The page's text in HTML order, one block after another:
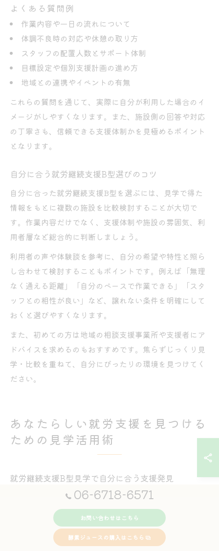
よくある質問例
作業内容や一日の流れについて
体調不良時の対応や休憩の取り方
スタッフの配置人数とサポート体制
目標設定や個別支援計画の進め方
地域との連携やイベントの有無
これらの質問を通じて、実際に自分が利用した場合のイ
メージがしやすくなります。また、施設側の回答や対応
の丁寧さも、信頼できる支援体制かを見極めるポイント
となります。
自分に合う就労継続支援B型選びのコツ
自分に合った就労継続支援B型を選ぶには、見学で得た
情報をもとに複数の施設を比較検討することが大切で
す。作業内容だけでなく、支援体制や施設の雰囲気、利
用者層など総合的に判断しましょう。
利用者の声や体験談を参考に、自分の希望や特性と照ら
し合わせて検討することもポイントです。例えば「無理
なく通える距離」「自分のペースで作業できる」「スタ
ッフとの相性が良い」など、譲れない条件を明確にして
おくと選びやすくなります。
また、初めての方は地域の相談支援事業所や支援者にア
ドバイスを求めるのもおすすめです。焦らずじっくり見
学・比較を重ねて、自分にぴったりの環境を見つけてく
ださい。
あなたらしい就労支援を見つける
ための見学活用術
就労継続支援B型見学で自分に合う支援発見
就労継続支援B型の施設見学は、自分に合った支援を見
つけるための大切な第一歩です。大阪府大阪市平野区喜
連西にある施設では、実際の作業内容や支援体制を自分
の目で確かめることができます。見学時には、ハンドメ
06-6718-6571
お問い合わせはこちら
酵素ジュースの購入はこちら